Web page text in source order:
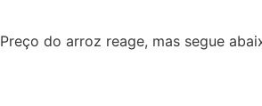
Preço do arroz reage, mas segue